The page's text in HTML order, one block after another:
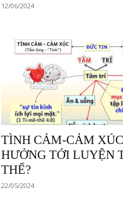
12/06/2024
TÌNH CẢM-CẢM
HƯỞNG TỚI LUYỆN
THỂ?
22/05/2024